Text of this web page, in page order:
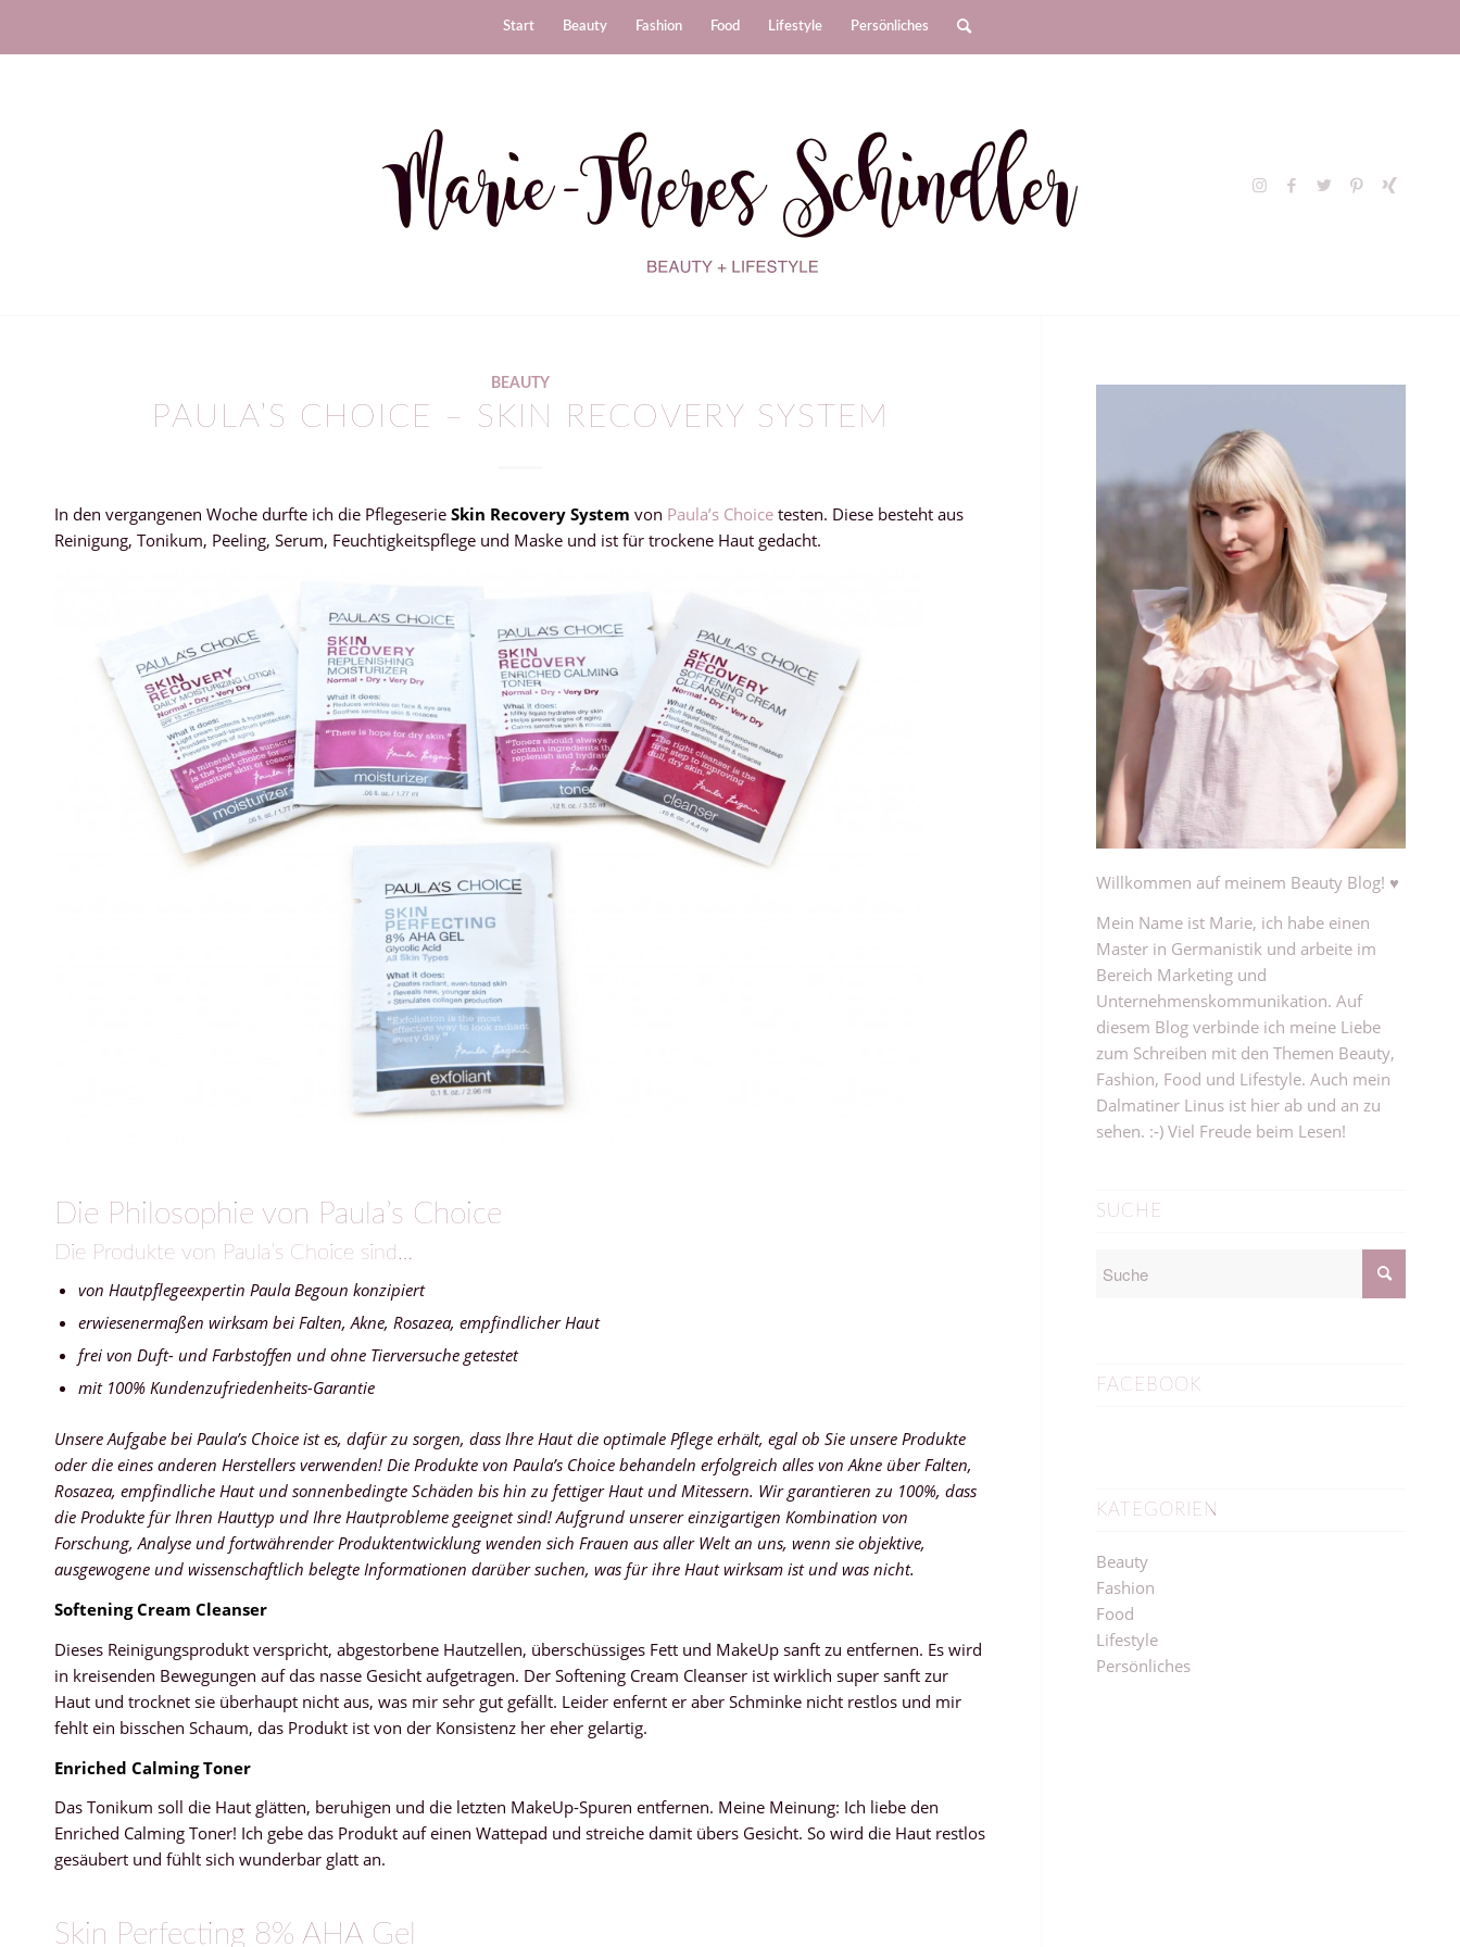
Start Beauty Fashion Food Lifestyle Persönliches
BEAUTY
PAULA’S CHOICE – SKIN RECOVERY SYSTEM
In den vergangenen Woche durfte ich die Pflegeserie Skin Recovery System von Paula’s Choice testen. Diese besteht aus
Reinigung, Tonikum, Peeling, Serum, Feuchtigkeitspflege und Maske und ist für trockene Haut gedacht.
Die Philosophie von Paula’s Choice
Die Produkte von Paula’s Choice sind…
von Hautpflegeexpertin Paula Begoun konzipiert
erwiesenermaßen wirksam bei Falten, Akne, Rosazea, empfindlicher Haut
frei von Duft- und Farbstoffen und ohne Tierversuche getestet
mit 100% Kundenzufriedenheits-Garantie
Unsere Aufgabe bei Paula’s Choice ist es, dafür zu sorgen, dass Ihre Haut die optimale Pflege erhält, egal ob Sie unsere Produkte
oder die eines anderen Herstellers verwenden! Die Produkte von Paula’s Choice behandeln erfolgreich alles von Akne über Falten,
Rosazea, empfindliche Haut und sonnenbedingte Schäden bis hin zu fettiger Haut und Mitessern. Wir garantieren zu 100%, dass
die Produkte für Ihren Hauttyp und Ihre Hautprobleme geeignet sind! Aufgrund unserer einzigartigen Kombination von
Forschung, Analyse und fortwährender Produktentwicklung wenden sich Frauen aus aller Welt an uns, wenn sie objektive,
ausgewogene und wissenschaftlich belegte Informationen darüber suchen, was für ihre Haut wirksam ist und was nicht.
Softening Cream Cleanser
Dieses Reinigungsprodukt verspricht, abgestorbene Hautzellen, überschüssiges Fett und MakeUp sanft zu entfernen. Es wird
in kreisenden Bewegungen auf das nasse Gesicht aufgetragen. Der Softening Cream Cleanser ist wirklich super sanft zur
Haut und trocknet sie überhaupt nicht aus, was mir sehr gut gefällt. Leider enfernt er aber Schminke nicht restlos und mir
fehlt ein bisschen Schaum, das Produkt ist von der Konsistenz her eher gelartig.
Enriched Calming Toner
Das Tonikum soll die Haut glätten, beruhigen und die letzten MakeUp-Spuren entfernen. Meine Meinung: Ich liebe den
Enriched Calming Toner! Ich gebe das Produkt auf einen Wattepad und streiche damit übers Gesicht. So wird die Haut restlos
gesäubert und fühlt sich wunderbar glatt an.
Skin Perfecting 8% AHA Gel
Willkommen auf meinem Beauty Blog! ♥
Mein Name ist Marie, ich habe einen
Master in Germanistik und arbeite im
Bereich Marketing und
Unternehmenskommunikation. Auf
diesem Blog verbinde ich meine Liebe
zum Schreiben mit den Themen Beauty,
Fashion, Food und Lifestyle. Auch mein
Dalmatiner Linus ist hier ab und an zu
sehen. :-) Viel Freude beim Lesen!
SUCHE
FACEBOOK
KATEGORIEN
Beauty
Fashion
Food
Lifestyle
Persönliches